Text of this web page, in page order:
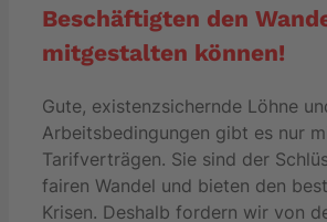
Beschäftigten den
mitgestalten können!
Gute, existenzsichernde Löhne
Arbeitsbedingungen gibt es nur
Tarifverträgen. Sie sind der
fairen Wandel und bieten den
Krisen. Deshalb fordern wir von